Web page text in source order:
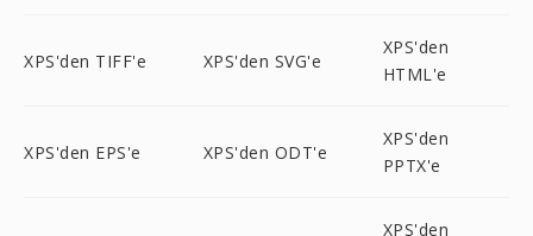
XPS'den TIFF'e XPS'den SVG'e
XPS'den
HTML'e
XPS'den EPS'e XPS'den ODT'e
XPS'den
PPTX'e
XPS'den